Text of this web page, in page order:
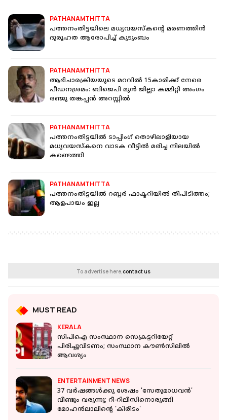
PATHANAMTHITTA
പത്തനംതിട്ടയിലെ മധ്യവയസ്‌കന്റെ മരണത്തിന്‍
ദുരൂഹത ആരോപിച്ച് കുടുംബം
PATHANAMTHITTA
ആഭിചാരക്രിയയുടെ മറവില്‍ 15കാരിക്ക് നേരെ
പീഡനശ്രമം: ബിജെപി മുന്‍ ജില്ലാ കമ്മിറ്റി അംഗം
രഞ്ജു തങ്കപ്പൻ അറസ്റ്റിൽ
PATHANAMTHITTA
പത്തനംതിട്ടയിൽ ടാപ്പിംഗ് തൊഴിലാളിയായ
മധ്യവയസ്‌കനെ വാടക വീട്ടിൽ മരിച്ച നിലയിൽ
കണ്ടെത്തി
PATHANAMTHITTA
പത്തനംതിട്ടയില്‍ റബ്ബര്‍ ഫാക്ടറിയില്‍ തീപിടിത്തം;
ആളപായം ഇല്ല
To advertise here,contact us
MUST READ
KERALA
സിപിഐ സംസ്ഥാന സെക്രട്ടറിയേറ്റ്
പിരിച്ചുവിടണം; സംസ്ഥാന കൗണ്‍സിലില്‍
ആവശ്യം
ENTERTAINMENT NEWS
37 വര്‍ഷങ്ങള്‍ക്കു ശേഷം 'സേതുമാധവന്‍'
വീണ്ടും വരുന്നു; റീ-റിലീസിനൊരുങ്ങി
മോഹന്‍ലാലിന്റെ 'കിരീടം'